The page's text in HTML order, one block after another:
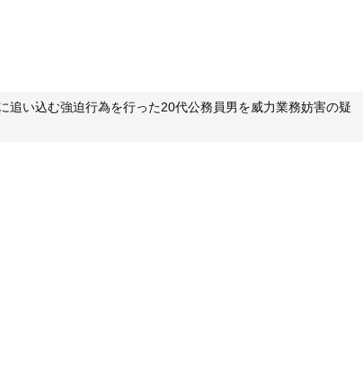
追い込む強迫行為を行った20代公務員男を威力業務妨害の疑